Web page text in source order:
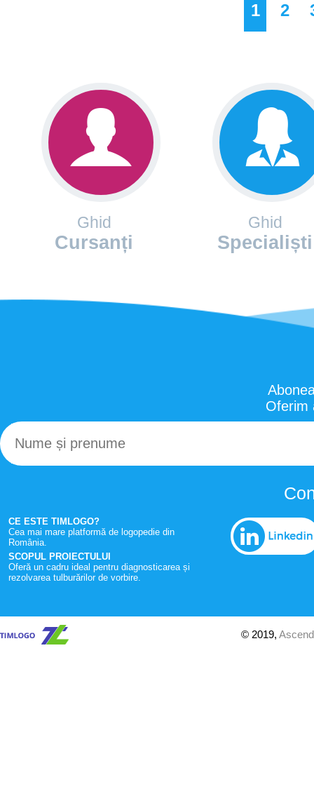
1 2
Ghid
Cursanți
Ghid
Specialiști
Oferim
CE ESTE TIMLOGO?
Cea mai mare platformă de logopedie din
România.
SCOPUL PROIECTULUI
Oferă un cadru ideal pentru diagnosticarea și
rezolvarea tulburărilor de vorbire.
© 2019,